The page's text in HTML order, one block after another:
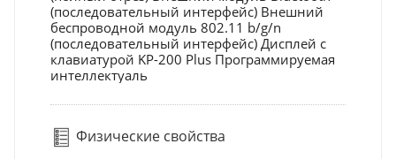
(последовательный интерфейс) Внешний
беспроводной модуль 802.11 b/g/n
(последовательный интерфейс) Дисплей с
клавиатурой KP-200 Plus Программируемая
интеллектуаль
Физические свойства